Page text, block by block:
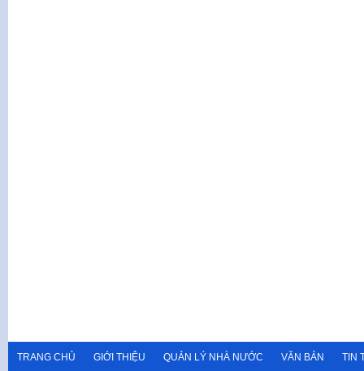
TRANG CHỦ GIỚI THIỆU QUẢN LÝ NHÀ NƯỚC VĂN BẢN TIN